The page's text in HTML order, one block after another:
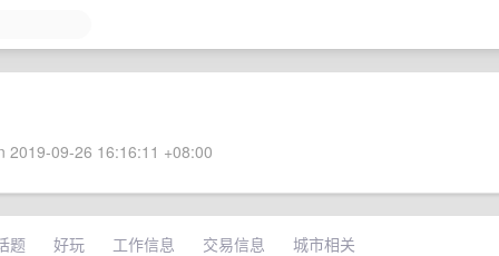
2019-09-26 16:16:11 +08:00
题 好玩 工作信息 交易信息 城市相关